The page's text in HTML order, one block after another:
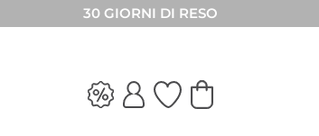
30 GIORNI DI RESO